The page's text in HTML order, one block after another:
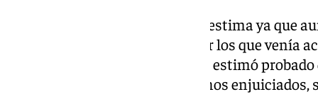
Sobre la confesión, tampoco se estima ya que
voluntariamente los hechos por los que venía
su responsabilidad, el jurado no estimó
aclaración relevante de los hechos